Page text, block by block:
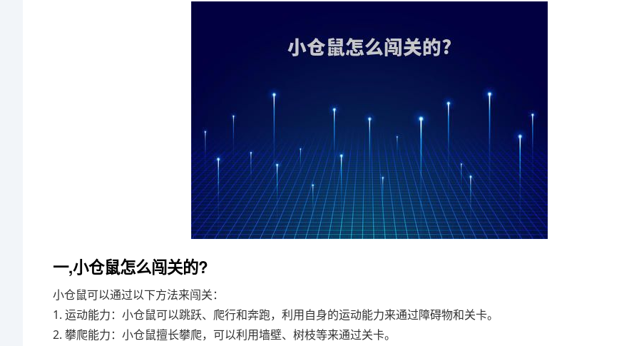
一,小仓鼠怎么闯关的?
小仓鼠可以通过以下方法来闯关：
1. 运动能力：小仓鼠可以跳跃、爬行和奔跑，利用自身的运动能力来通过障碍物和关卡。
2. 攀爬能力：小仓鼠擅长攀爬，可以利用墙壁、树枝等来通过关卡。